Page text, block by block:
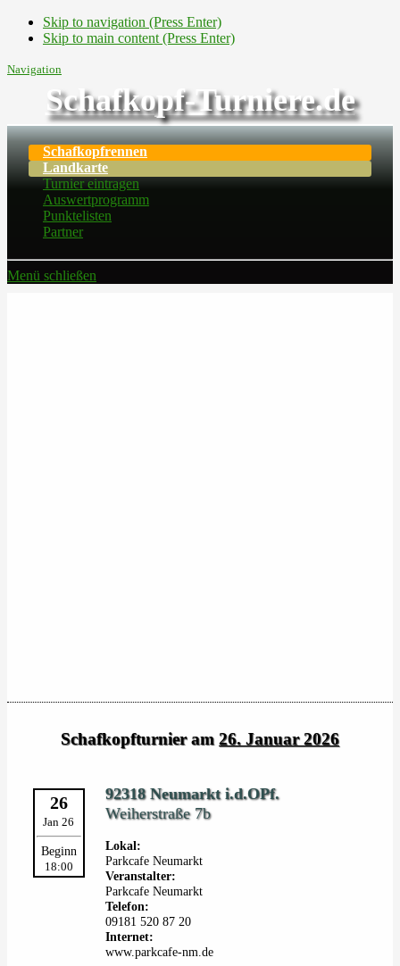
Skip to navigation (Press Enter)
Skip to main content (Press Enter)
Navigation
Schafkopf-Turniere.de
Schafkopfrennen
Landkarte
Turnier eintragen
Auswertprogramm
Punktelisten
Partner
Menü schließen
Schafkopfturnier am 26. Januar 2026
26
Jan 26
Beginn
18:00
92318 Neumarkt i.d.OPf.
Weiherstraße 7b
Lokal:
Parkcafe Neumarkt
Veranstalter:
Parkcafe Neumarkt
Telefon:
09181 520 87 20
Internet:
www.parkcafe-nm.de